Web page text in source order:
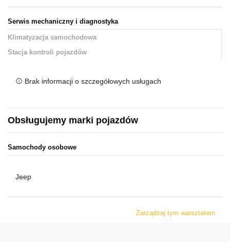
Serwis mechaniczny i diagnostyka
Klimatyzacja samochodowa
Stacja kontroli pojazdów
Brak informacji o szczegółowych usługach
Obsługujemy marki pojazdów
Samochody osobowe
Jeep
Zarządzaj tym warsztatem